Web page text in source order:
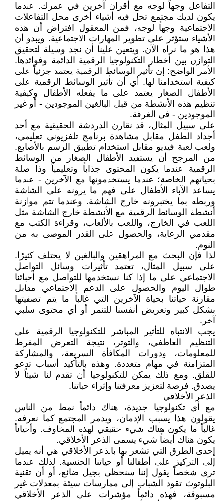
التفاعل وجهاً لوجه مع أقران آخرين في عمرك. عندما
يكون لديك مجتمع تحل فيه أشياء أخرى محل التفاعلات
الاجتماعية وجهاً لوجه، فمن المعقول افتراض أن هذه
الأشياء ستؤثر على تطوير المهارات الاجتماعية. ويبدو أن
هذا هو ما نراه الآن. ويتعين علينا أن نجد وسيلة لتحقيق
التوازن بين أخطار التكنولوجيا الرقمية الدائمة وفوائدها.
الأمر الواضح: إن تأثير الوسائط الرقمية يعتمد جزئياً على
كيفية استخدامنا لها. أي أن تأثير الوسائط الرقمية على
الأطفال الصغار يعتمد على ما يفعله الأطفال وكيفية
تنظيم هذه الأنشطة من قبل البالغين الموجودين - أو غير
الموجودين - في الغرفة.
على سبيل المثال، قد نقارن الدردشة الحقيقية مع أحد
أجداد الطفل مقابل مشاهدة برنامج تلفزيوني تعليمي،
ولعب لعبة فيديو مقابل استخدام تطبيق الرسم بالأصابع.
من المرجح أن يستفيد الأطفال الصغار من الوسائط
الرقمية عندما يكون المحتوى جذاباً وتعليمياً وذا صلة
بحياتهم الخاصة؛ عندما يستخدمونها مع الآخرين - عندما
يساعد الآباء الأطفال على فهم ما يرونه على الشاشة
وربطه بما يختبرونه خارج الشاشة. وعندما تتم موازنة
أنشطة الوسائط الرقمية مع الأنشطة خارج الشاشة مثل
اللعب في الخارج، واللعب بالألعاب، وقراءة الكتب مع
مقدمي الرعاية، والحصول على القدر الموصى به من
النوم.
لذا فإن البحث مع المراهقين والبالغين لا يختلف كثيرًا.
على سبيل المثال، تعتمد تأثيرات وسائل التواصل
الاجتماعي على ما إذا كنا نستخدمها للتواصل مع أحبائنا
طوال اليوم والحصول على الدعم الاجتماعي مقابل
مقارنة حياتنا بحياة الآخرين التي غالباً ما يتم تصفيتها
بشكل كبير وتعريض أنفسنا للتنمر أو أي محتوى سلبي
آخر.
يجب الانتباه للتأثير المباشر للتكنولوجيا الرقمية على
التنظيم العاطفي، والتوتر، نتيجة التعرض المفرط
للمعلومات، ودورات المكافأة السريعة، والمشاركة
المتزامنة في مهام متعددة. وهذه بالتأكيد أسباب تدعو
للقلق. ومع ذلك يمكن للتكنولوجيا أن تقدم لنا شيئاً لا
يصدق. فرصة لتعزيز معرفتنا وإثراء حياتنا.
الذعر الأخلاقي
مع أي تكنولوجيا جديدة، هناك دائماً نمط من الناس
يقولون هذا يسبب الإدمان، ويدمر المجتمع كما نعرفه.
غالباً ما يكون هناك شيء حقيقي لهذه المخاوف. وأحياناً
يكون هناك أيضاً شيء يسمى الذعر الأخلاقي.
إحدى الطرق التي تشعر بها بالذعر الأخلاقي هي أنه يميل
إلى التركيز على أطفالنا أو حياتنا الجنسية. لذلك عندما
ترى شخصاً يقول إننا سنحظى بجيل ضائع، أو أن تقنية
البلوتوث تقود الشباب إلى ممارسات سيئة بمعدلات غير
مسبوقة، فهذه دائماً مؤشرات على الذعر الأخلاقي